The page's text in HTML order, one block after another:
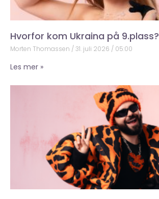
Hvorfor kom Ukraina på 9.plass?
Morten Thomassen 31. juli 2026 05:00
Les mer »